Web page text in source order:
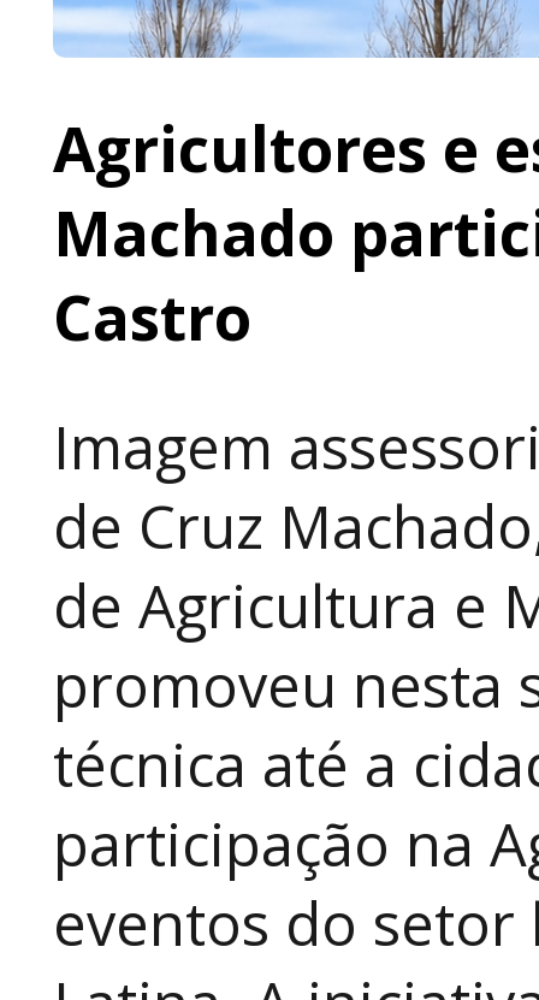
Agricultores e
Machado
Castro
Imagem
de Cruz
de Agricultura e
promoveu nesta
técnica até a
participação na
eventos do